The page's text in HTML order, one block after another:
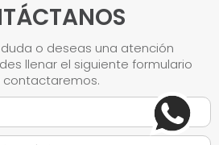
o deseas una atención
llenar el siguiente formulario
contactaremos.